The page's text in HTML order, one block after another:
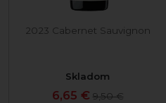
2023 Cabernet Sauvignon
Skladom
6,65 € 9,50 €